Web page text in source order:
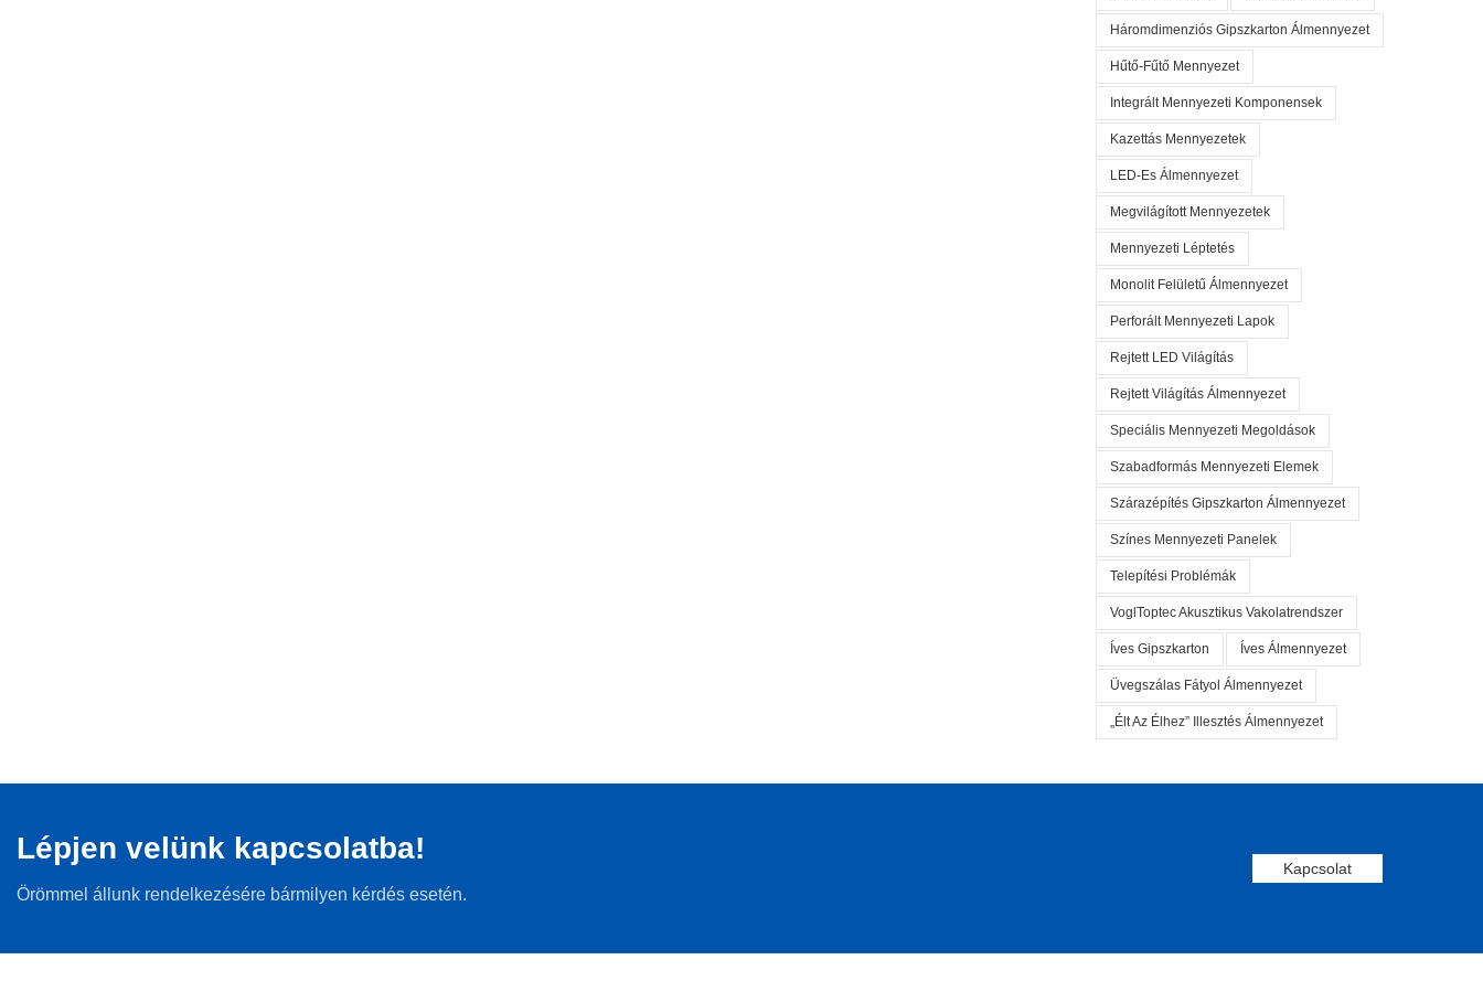
Háromdimenziós Gipszkarton Álmennyezet
Hűtő-Fűtő Mennyezet
Integrált Mennyezeti Komponensek
Kazettás Mennyezetek
LED-Es Álmennyezet
Megvilágított Mennyezetek
Mennyezeti Léptetés
Monolit Felületű Álmennyezet
Perforált Mennyezeti Lapok
Rejtett LED Világítás
Rejtett Világítás Álmennyezet
Speciális Mennyezeti Megoldások
Szabadformás Mennyezeti Elemek
Szárazépítés Gipszkarton Álmennyezet
Színes Mennyezeti Panelek
Telepítési Problémák
VoglToptec Akusztikus Vakolatrendszer
Íves Gipszkarton Íves Álmennyezet
Üvegszálas Fátyol Álmennyezet
„élt Az Élhez” Illesztés Álmennyezet
Lépjen velünk kapcsolatba!
Örömmel állunk rendelkezésére bármilyen kérdés esetén.
Kapcsolat